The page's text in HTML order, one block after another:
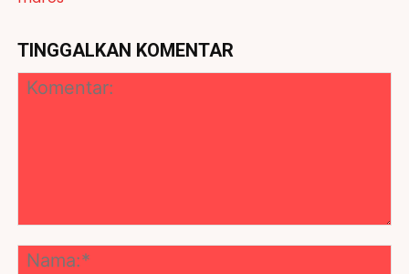
TINGGALKAN KOMENTAR